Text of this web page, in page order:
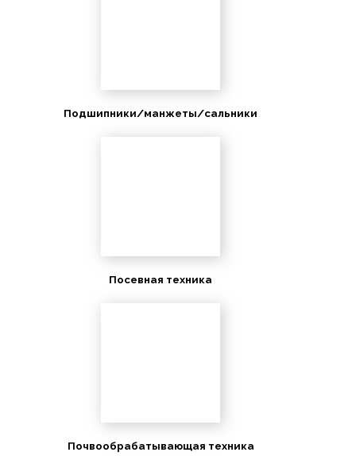
Подшипники/манжеты/сальники
Посевная техника
Почвообрабатывающая техника